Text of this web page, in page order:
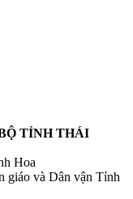
TỈNH THÁI
Hoa
giáo và Dân vận Tỉnh